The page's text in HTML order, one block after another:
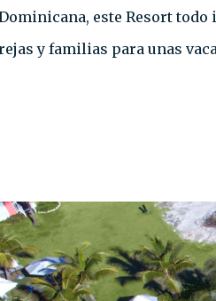
este Resort todo
y familias para unas